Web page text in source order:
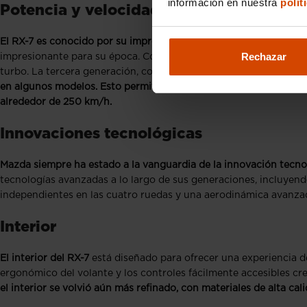
información en nuestra
Rechazar
Potencia y velocidad
El RX-7 es conocido por su impresionante rendimiento en
impresionante para su época. Con la introducción de la
turbo. La tercera generación, con su motor twin-turbo, llevó la
en algunos modelos. Esto permitía al RX-7 acelerar de 0 a 100
alrededor de 250 km/h.
Innovaciones tecnológicas
Mazda siempre ha estado a la vanguardia de la innovación
tecnologías avanzadas a lo largo de sus generaciones,
independientes en las cuatro ruedas y una aerodinámica
Interior
El interior del RX-7 está diseñado para ofrecer una experiencia
ergonómico del volante y los controles fácilmente accesibles
el interior se volvió aún más refinado, con materiales de alta